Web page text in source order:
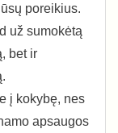
poreikius.
už sumokėtą
bet ir
į kokybę, nes
apsaugos